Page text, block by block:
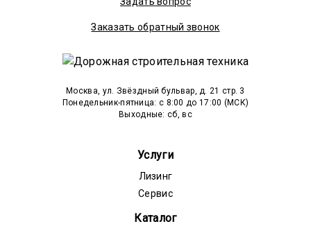
Заказать обратный звонок
Москва, ул. Звёздный бульвар, д. 21 стр. 3
Понедельник-пятница: c 8:00 до 17:00 (МСК)
Выходные: сб, вс
Услуги
Лизинг
Сервис
Каталог